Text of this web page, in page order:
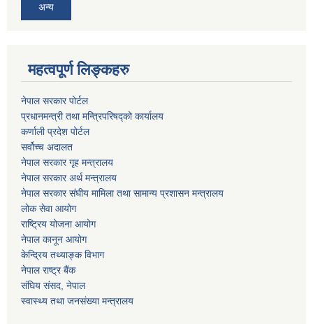
अन्य
महत्वपूर्ण लिङ्कहरु
नेपाल सरकार पोर्टल
प्रधानमन्‍‍त्री तथा मन्‍त्रिपरिषद्को कार्यालय
कर्णाली प्रदेश पोर्टल
सर्वोच्‍च अदालत
नेपाल सरकार गृह मन्‍‍‍त्रालय
नेपाल सरकार अर्थ मन्‍त्रालय
नेपाल सरकार संघीय मामिला तथा सामान्य प्रशासन मन्‍त्रालय
लोक सेवा आयोग
राष्‍ट्रिय योजना आयोग
नेपाल कानून आयोग
केन्द्रिय तथ्याङ्क विभाग
नेपाल राष्‍ट्र बैंक
संघिय संसद, नेपाल
स्वास्थ्य तथा जनसंख्या मन्त्रालय